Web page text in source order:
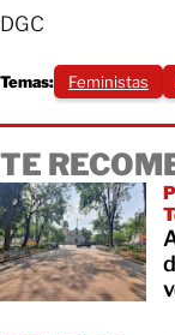
DGC
Temas: Feministas
TE